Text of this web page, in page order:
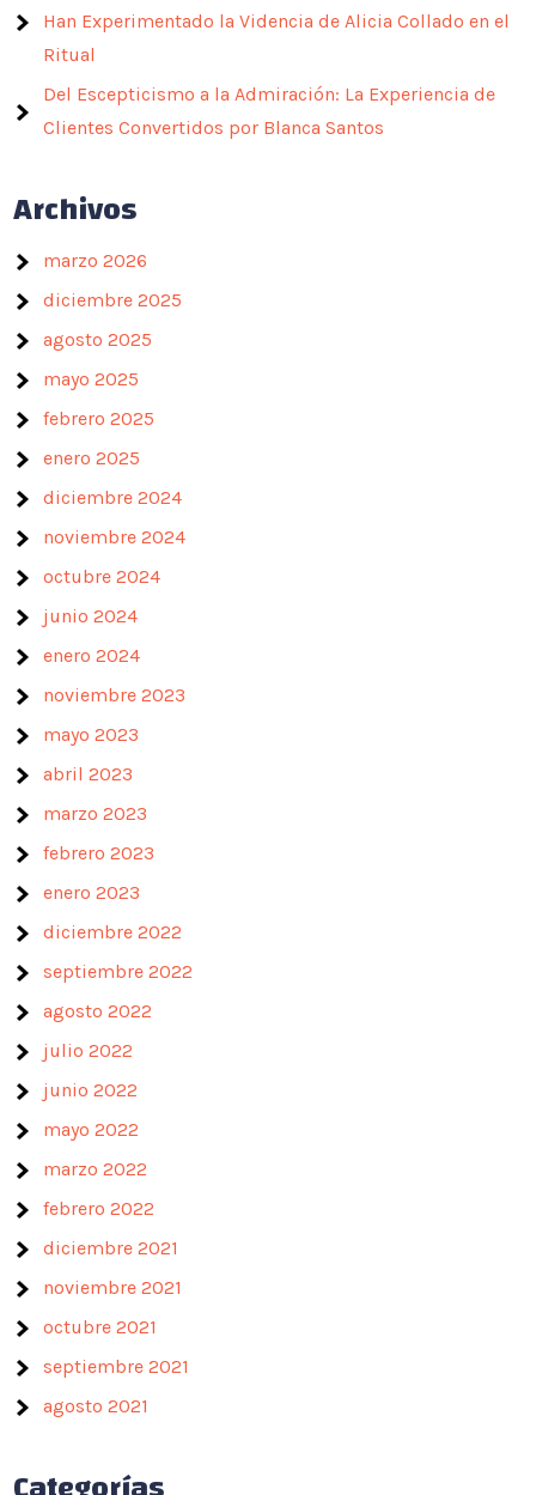
Han Experimentado la Videncia de Alicia Collado en el
Ritual
Del Escepticismo a la Admiración: La Experiencia de
Clientes Convertidos por Blanca Santos
Archivos
marzo 2026
diciembre 2025
agosto 2025
mayo 2025
febrero 2025
enero 2025
diciembre 2024
noviembre 2024
octubre 2024
junio 2024
enero 2024
noviembre 2023
mayo 2023
abril 2023
marzo 2023
febrero 2023
enero 2023
diciembre 2022
septiembre 2022
agosto 2022
julio 2022
junio 2022
mayo 2022
marzo 2022
febrero 2022
diciembre 2021
noviembre 2021
octubre 2021
septiembre 2021
agosto 2021